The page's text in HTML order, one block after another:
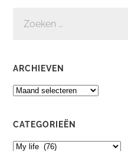
NAAR:
ARCHIEVEN
ARCHIEVEN
CATEGORIEËN
CATEGORIEËN